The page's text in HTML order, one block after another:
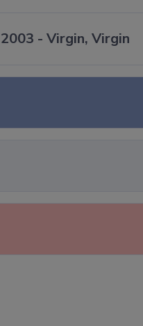
- Virgin, Virgin